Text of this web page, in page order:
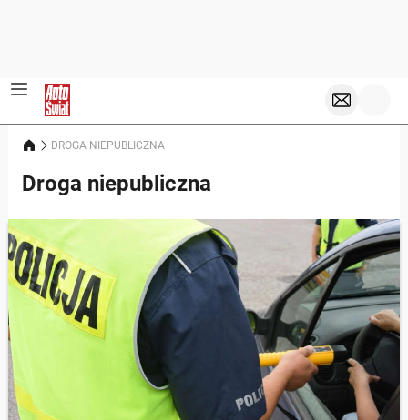
DROGA NIEPUBLICZNA
Droga niepubliczna